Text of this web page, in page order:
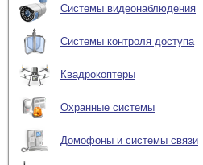
Системы видеонаблюдения
Системы контроля доступа
Квадрокоптеры
Охранные системы
Домофоны и системы связи